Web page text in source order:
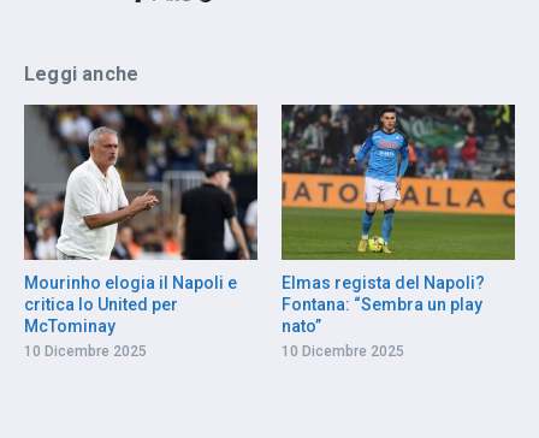
Leggi anche
Mourinho elogia il Napoli e
critica lo United per
McTominay
10 Dicembre 2025
Elmas regista del Napoli?
Fontana: “Sembra un play
nato”
10 Dicembre 2025